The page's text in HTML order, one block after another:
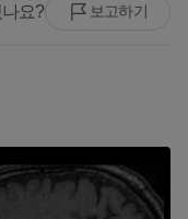
요? 보고하기